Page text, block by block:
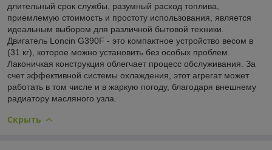
длительный срок службы, разумный расход топлива,
приемлемую стоимость и простоту использования, является
идеальным выбором для различной бытовой техники.
Двигатель Loncin G390F - это компактное устройство весом в
(31 кг), которое можно установить без особых проблем.
Лаконичкая конструкция облегчает процесс обслуживания. За
счет эффективной системы охлаждения, этот агрегат может
работать в том числе и в жаркую погоду, благодаря внешнему
радиатору масляного узла.
Скрыть